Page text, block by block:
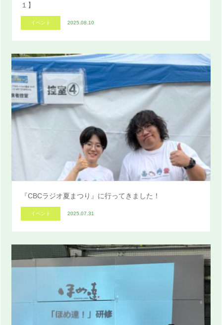
１】
イベント 2025.08.10
『CBCラジオ夏まつり』に行ってきました！
イベント 2025.07.31